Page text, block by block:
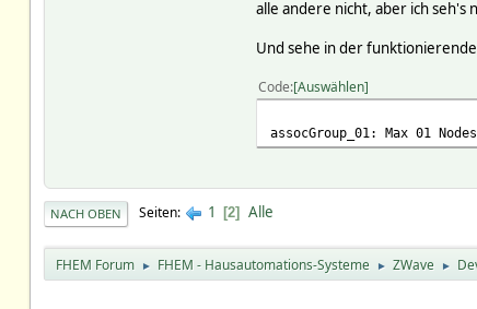
alle andere nicht, aber ich seh's
Und sehe in der
Code Auswählen
assocGroup_01: Max 01
NACH OBEN Seiten 1 2 Alle
FHEM Forum ► FHEM - Hausautomations-Systeme ► ZWave ►